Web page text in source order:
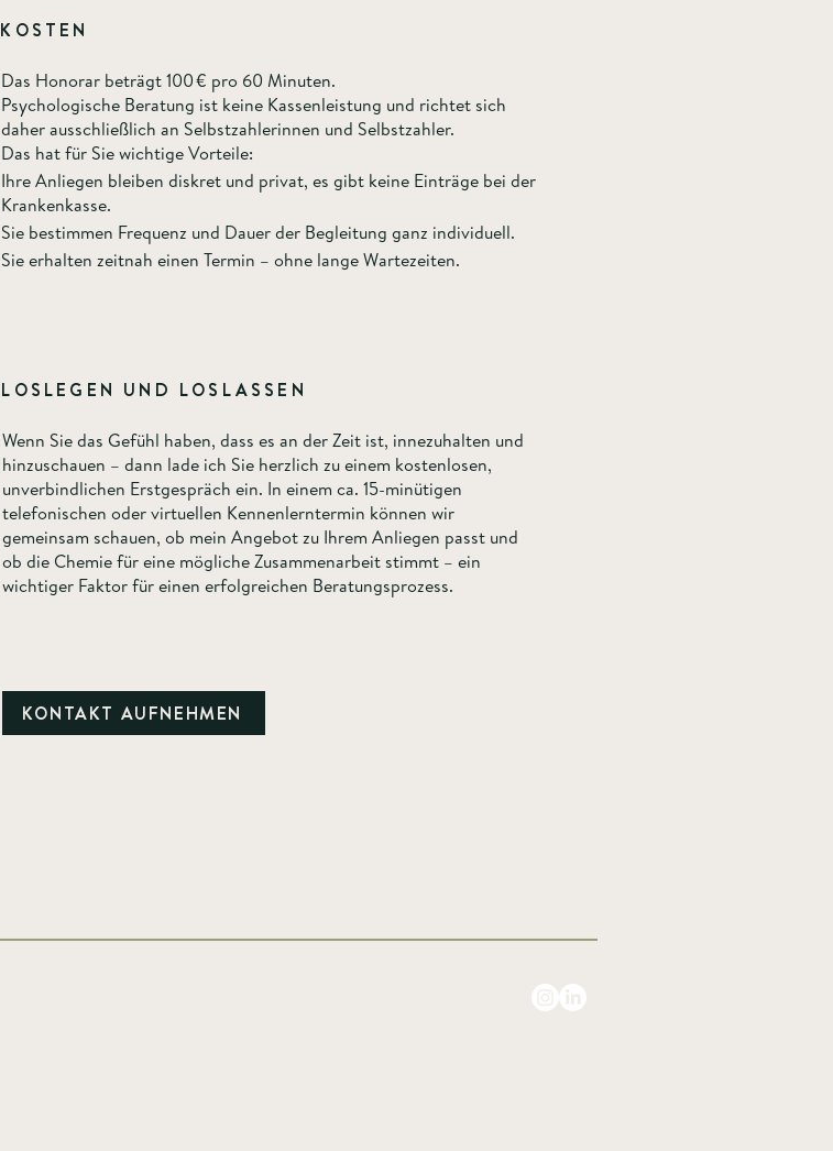
KOSTEN
Das Honorar beträgt 100 € pro 60 Minuten.
Psychologische Beratung ist keine Kassenleistung und richtet sich
daher ausschließlich an Selbstzahlerinnen und Selbstzahler.
Das hat für Sie wichtige Vorteile:
Ihre Anliegen bleiben diskret und privat, es gibt keine Einträge bei der
Krankenkasse.
Sie bestimmen Frequenz und Dauer der Begleitung ganz individuell.
Sie erhalten zeitnah einen Termin – ohne lange Wartezeiten.​
LOSLEGEN UND LOSLASSEN
Wenn Sie das Gefühl haben, dass es an der Zeit ist, innezuhalten und
hinzuschauen – dann lade ich Sie herzlich zu einem kostenlosen,
unverbindlichen Erstgespräch ein. In einem ca. 15-minütigen
telefonischen oder virtuellen Kennenlerntermin können wir
gemeinsam schauen, ob mein Angebot zu Ihrem Anliegen passt und
ob die Chemie für eine mögliche Zusammenarbeit stimmt – ein
wichtiger Faktor für einen erfolgreichen Beratungsprozess.
KONTAKT AUFNEHMEN